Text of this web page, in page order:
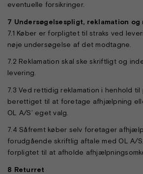
eventuelle forsikringer.
7 Undersøgelsespligt, reklamation og
7.1 Køber er forpligtet til straks ved
nøje undersøgelse af det modtagne.
7.2 Reklamation skal ske skriftligt og
levering.
7.3 Ved rettidig reklamation i henhold til
berettiget til at foretage afhjælpning
OL A/S’ eget valg.
7.4 Såfremt køber selv foretager
forudgående skriftlig aftale med OL A/
forpligtet til at afholde
8 Returret